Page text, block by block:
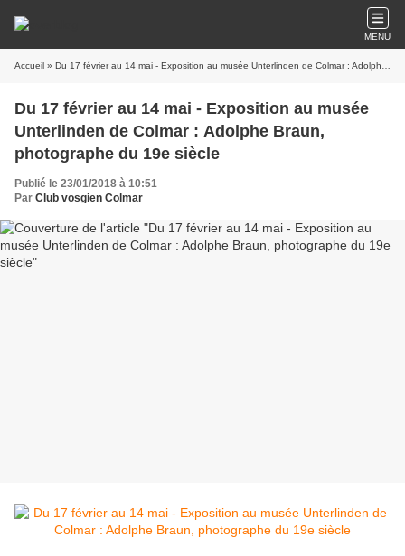
MENU
Accueil » Du 17 février au 14 mai - Exposition au musée Unterlinden de Colmar : Adolphe Braun, photographe du 19e siècle
Du 17 février au 14 mai - Exposition au musée
Unterlinden de Colmar : Adolphe Braun,
photographe du 19e siècle
Publié le 23/01/2018 à 10:51
Par Club vosgien Colmar